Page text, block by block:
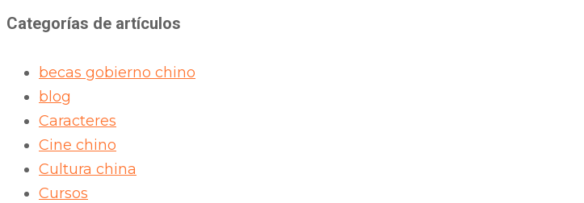
Categorías de artículos
becas gobierno chino
blog
Caracteres
Cine chino
Cultura china
Cursos